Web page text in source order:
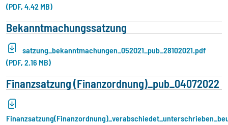
(PDF, 4.42 MB)
Bekanntmachungssatzung
satzung_bekanntmachungen_052021_pub_28102021.pdf
(PDF, 2.16 MB)
Finanzsatzung (Finanzordnung)_pub_04072022